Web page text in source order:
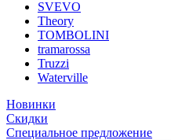
SVEVO
Theory
TOMBOLINI
tramarossa
Truzzi
Waterville
Новинки
Скидки
Специальное предложение